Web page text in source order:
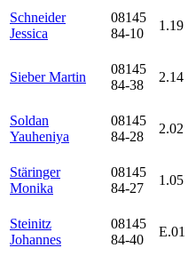
Schneider
Jessica
08145
84-10
1.19
Sieber Martin
08145
84-38
2.14
Soldan
Yauheniya
08145
84-28
2.02
Stäringer
Monika
08145
84-27
1.05
Steinitz
Johannes
08145
84-40
E.01